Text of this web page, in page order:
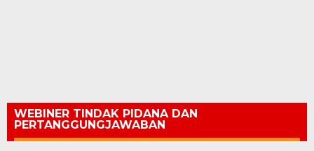
WEBINER TINDAK PIDANA DAN
PERTANGGUNGJAWABAN